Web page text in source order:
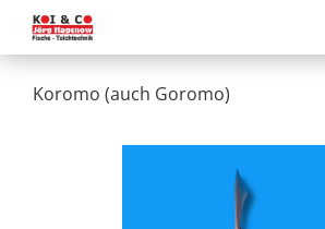
Koromo (auch Goromo)